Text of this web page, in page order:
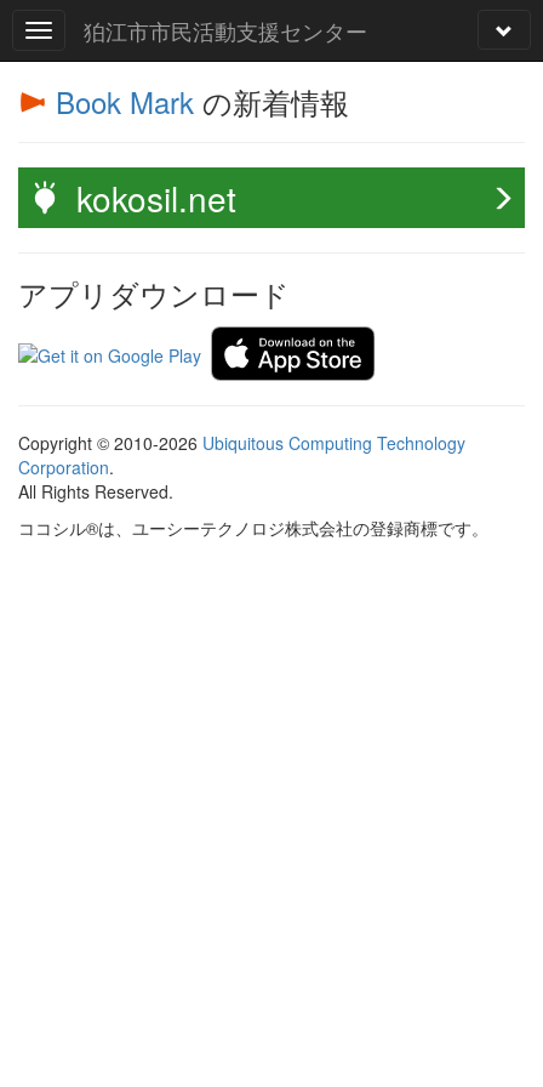
狛江市市民活動支援センター
Book Mark の新着情報
kokosil.net
アプリダウンロード
Copyright © 2010-2026 Ubiquitous Computing Technology
Corporation.
All Rights Reserved.
ココシル®は、ユーシーテクノロジ株式会社の登録商標です。